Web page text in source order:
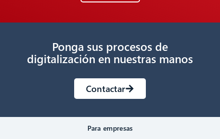
Ponga sus procesos de
digitalización en nuestras manos
Contactar
Para empresas